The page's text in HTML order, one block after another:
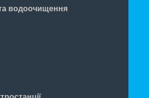
водоочищення